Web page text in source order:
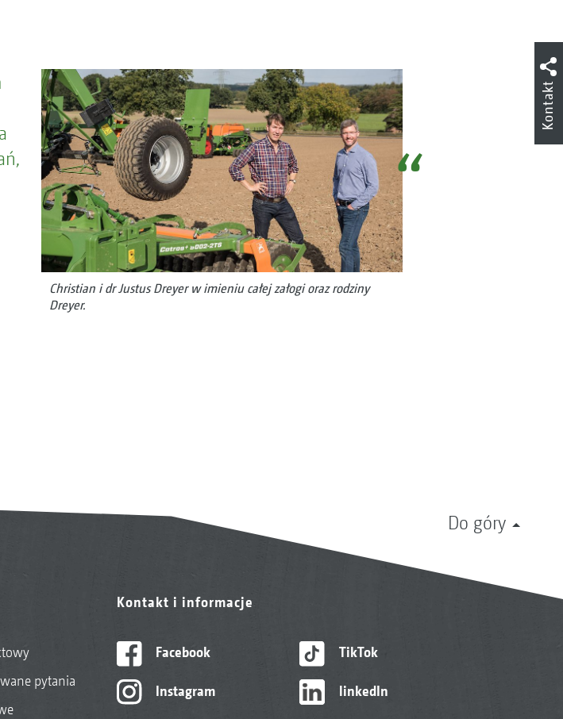
Christian i dr Justus Dreyer w imieniu całej załogi oraz rodziny
Dreyer.
Do góry
pytania
Kontakt i informacje
Facebook
Instagram
TikTok
linkedIn
Kontakt